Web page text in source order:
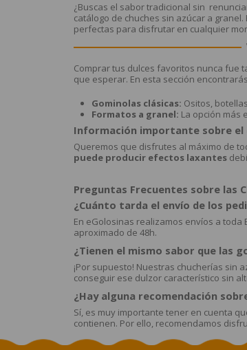
¿Buscas el sabor tradicional sin
catálogo de chuches sin azúcar a
perfectas para disfrutar en cualquier
Comprar tus dulces favoritos nunca fue
que esperar. En esta sección
Gominolas clásicas: Ositos,
Formatos a granel: La opción más
Información importante sobre el
Queremos que disfrutes al máximo de
puede producir efectos laxantes
Preguntas Frecuentes sobre las
¿Cuánto tarda el envío de los
En eGolosinas realizamos envíos a
aproximado de 48h.
¿Tienen el mismo sabor que las
¡Por supuesto! Nuestras chucherías sin
conseguir ese dulzor característico sin
¿Hay alguna recomendación
Sí, es muy importante tener en cuenta
contienen. Por ello, recomendamos